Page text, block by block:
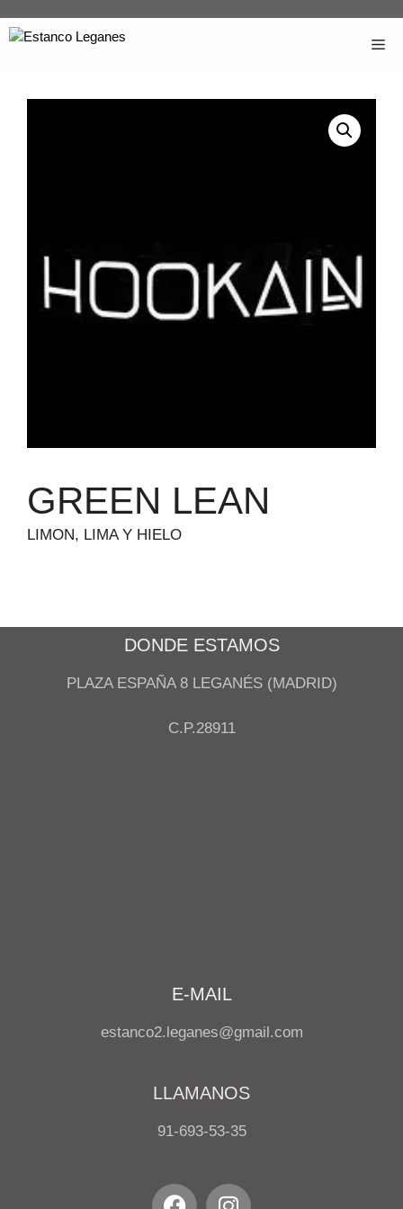
GREEN LEAN
LIMON, LIMA Y HIELO
DONDE ESTAMOS
PLAZA ESPAÑA 8 LEGANÉS (MADRID)
C.P.28911
E-MAIL
estanco2.leganes@gmail.com
LLAMANOS
91-693-53-35